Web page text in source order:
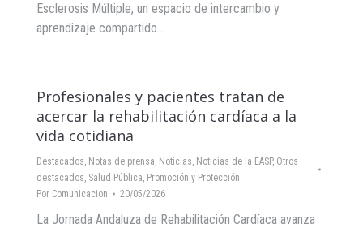
Esclerosis Múltiple, un espacio de intercambio y
aprendizaje compartido…
Profesionales y pacientes tratan de
acercar la rehabilitación cardíaca a la
vida cotidiana
Destacados, Notas de prensa, Noticias, Noticias de la EASP, Otros
destacados, Salud Pública, Promoción y Protección
Por Comunicacion 20/05/2026
La Jornada Andaluza de Rehabilitación Cardíaca avanza